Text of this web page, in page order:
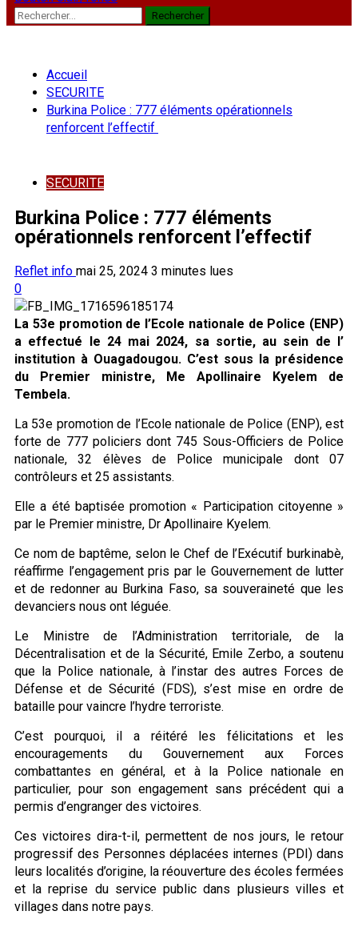
Rechercher :
Accueil
SECURITE
Burkina Police : 777 éléments opérationnels
renforcent l’effectif
SECURITE
Burkina Police : 777 éléments
opérationnels renforcent l’effectif
Reflet info mai 25, 2024 3 minutes lues
0
La 53e promotion de l’Ecole nationale de Police (ENP)
a effectué le 24 mai 2024, sa sortie, au sein de l’
institution à Ouagadougou. C’est sous la présidence
du Premier ministre, Me Apollinaire Kyelem de
Tembela.
La 53e promotion de l’Ecole nationale de Police (ENP), est
forte de 777 policiers dont 745 Sous-Officiers de Police
nationale, 32 élèves de Police municipale dont 07
contrôleurs et 25 assistants.
Elle a été baptisée promotion « Participation citoyenne »
par le Premier ministre, Dr Apollinaire Kyelem.
Ce nom de baptême, selon le Chef de l’Exécutif burkinabè,
réaffirme l’engagement pris par le Gouvernement de lutter
et de redonner au Burkina Faso, sa souveraineté que les
devanciers nous ont léguée.
Le Ministre de l’Administration territoriale, de la
Décentralisation et de la Sécurité, Emile Zerbo, a soutenu
que la Police nationale, à l’instar des autres Forces de
Défense et de Sécurité (FDS), s’est mise en ordre de
bataille pour vaincre l’hydre terroriste.
C’est pourquoi, il a réitéré les félicitations et les
encouragements du Gouvernement aux Forces
combattantes en général, et à la Police nationale en
particulier, pour son engagement sans précédent qui a
permis d’engranger des victoires.
Ces victoires dira-t-il, permettent de nos jours, le retour
progressif des Personnes déplacées internes (PDI) dans
leurs localités d’origine, la réouverture des écoles fermées
et la reprise du service public dans plusieurs villes et
villages dans notre pays.